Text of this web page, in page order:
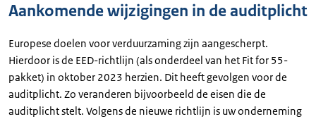
Aankomende wijzigingen in de auditplicht
Europese doelen voor verduurzaming zijn aangescherpt.
Hierdoor is de EED-richtlijn (als onderdeel van het Fit for 55-
pakket) in oktober 2023 herzien. Dit heeft gevolgen voor de
auditplicht. Zo veranderen bijvoorbeeld de eisen die de
auditplicht stelt. Volgens de nieuwe richtlijn is uw onderneming